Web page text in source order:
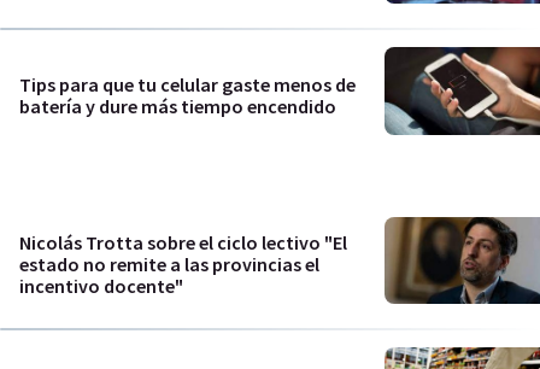
Tips para que tu celular gaste menos de
batería y dure más tiempo encendido
Nicolás Trotta sobre el ciclo lectivo "El
estado no remite a las provincias el
incentivo docente"